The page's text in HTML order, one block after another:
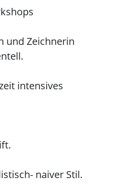
und Zeichnerin
intensives
naiver Stil.